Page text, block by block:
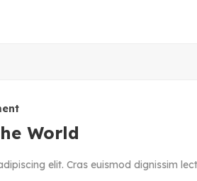
World
elit. Cras euismod dignissim